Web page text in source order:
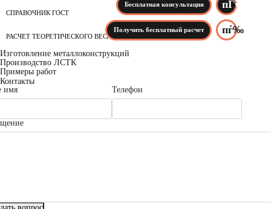
СПРАВОЧНИК ГОСТ
РАСЧЕТ ТЕОРЕТИЧЕСКОГО ВЕСА
Бесплатная консультация
Получить бесплатный расчет
Изготовление металлоконструкций
Производство ЛСТК
Примеры работ
Контакты
имя
Телефон